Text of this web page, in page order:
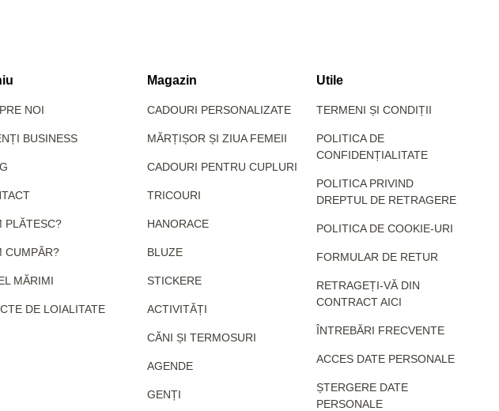
NOI
BUSINESS
PLĂTESC?
CUMPĂR?
MĂRIMI
DE LOIALITATE
Magazin
CADOURI PERSONALIZATE
MĂRȚIȘOR ȘI ZIUA FEMEII
CADOURI PENTRU CUPLURI
TRICOURI
HANORACE
BLUZE
STICKERE
ACTIVITĂȚI
CĂNI ȘI TERMOSURI
AGENDE
GENȚI
Utile
TERMENI ȘI CONDIȚII
POLITICA DE
CONFIDENȚIALITATE
POLITICA PRIVIND
DREPTUL DE RETRAGERE
POLITICA DE COOKIE-URI
FORMULAR DE RETUR
RETRAGEȚI-VĂ DIN
CONTRACT AICI
ÎNTREBĂRI FRECVENTE
ACCES DATE PERSONALE
ȘTERGERE DATE
PERSONALE